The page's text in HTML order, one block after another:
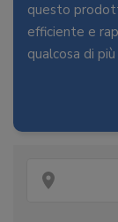
questo
efficiente e
qualcosa di